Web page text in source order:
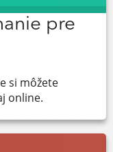
pre
si môžete
online.